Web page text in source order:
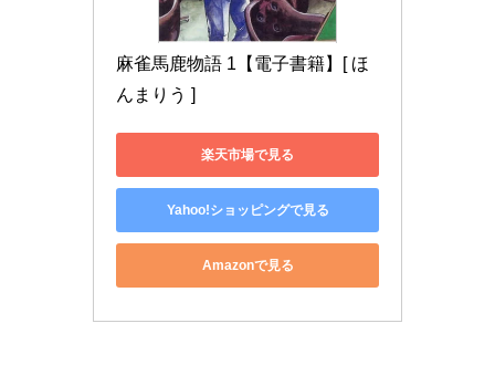
麻雀馬鹿物語 1【電子書籍】[ ほ
んまりう ]
楽天市場で見る
Yahoo!ショッピングで見る
Amazonで見る